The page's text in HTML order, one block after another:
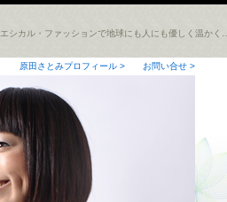
エシカル・ファッションで地球にも人にも優しく温かく…
お問い合せ >
原田さとみプロフィール >